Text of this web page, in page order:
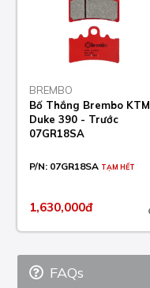
BREMBO
Bố Thắng Brembo KTM
Duke 390 - Trước
07GR18SA
P/N: 07GR18SA TẠM HẾT
1,630,000đ
FAQs